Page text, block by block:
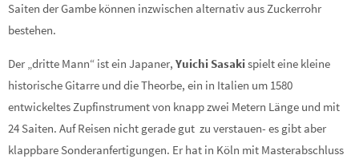
Saiten der Gambe können inzwischen alternativ aus Zuckerrohr
bestehen.
Der „dritte Mann“ ist ein Japaner, Yuichi Sasakispielt eine kleine
historische Gitarre und die Theorbe, ein in Italien um 1580
entwickeltes Zupfinstrument von knapp zwei Metern Länge und mit
24 Saiten. Auf Reisen nicht gerade gut zu verstauen- es gibt aber
klappbare Sonderanfertigungen. Er hat in Köln mit Masterabschluss